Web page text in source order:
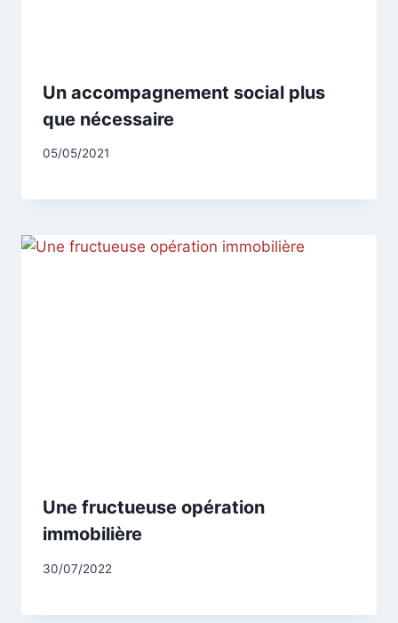
Un accompagnement social plus
que nécessaire
Par
05/05/2021
Une fructueuse opération
immobilière
Par
30/07/2022